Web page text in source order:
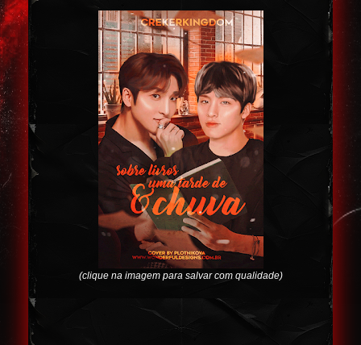
(clique na imagem para salvar com qualidade)